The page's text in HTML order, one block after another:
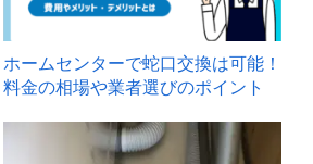
ホームセンターで蛇口交換は可能！
料金の相場や業者選びのポイント